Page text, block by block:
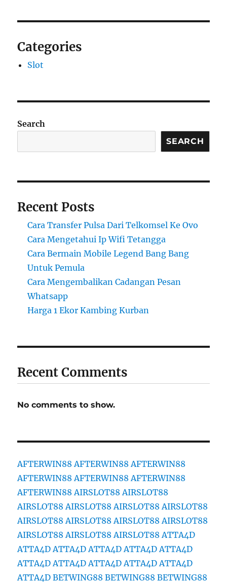
Categories
Slot
Search
SEARCH
Recent Posts
Cara Transfer Pulsa Dari Telkomsel Ke Ovo
Cara Mengetahui Ip Wifi Tetangga
Cara Bermain Mobile Legend Bang Bang
Untuk Pemula
Cara Mengembalikan Cadangan Pesan
Whatsapp
Harga 1 Ekor Kambing Kurban
Recent Comments
No comments to show.
AFTERWIN88 AFTERWIN88 AFTERWIN88
AFTERWIN88 AFTERWIN88 AFTERWIN88
AFTERWIN88 AIRSLOT88 AIRSLOT88
AIRSLOT88 AIRSLOT88 AIRSLOT88 AIRSLOT88
AIRSLOT88 AIRSLOT88 AIRSLOT88 AIRSLOT88
AIRSLOT88 AIRSLOT88 AIRSLOT88 ATTA4D
ATTA4D ATTA4D ATTA4D ATTA4D ATTA4D
ATTA4D ATTA4D ATTA4D ATTA4D ATTA4D
ATTA4D BETWING88 BETWING88 BETWING88